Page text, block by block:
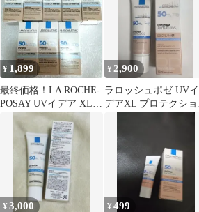
¥ 1,899
最終価格！LA ROCHE-
POSAY UVイデア XL
サンプル 3ml 8個
¥ 2,900
ラロッシュポゼ UVイ
デアXL プロテクショ
¥3,000 ¥499